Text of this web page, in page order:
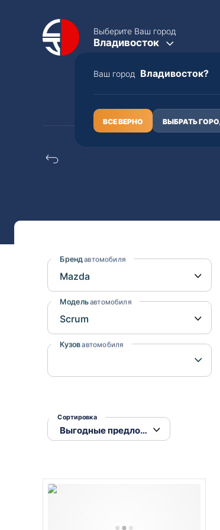
Выберите Ваш город
Владивосток
Ваш город Владивосток?
ВСЕ ВЕРНО ВЫБРАТЬ
Toyota
Mazda
Mitsubishi
Конструкторы
Бренд автомобиля
Модельавтомобиля
Кузовавтомобиля
Сортировка